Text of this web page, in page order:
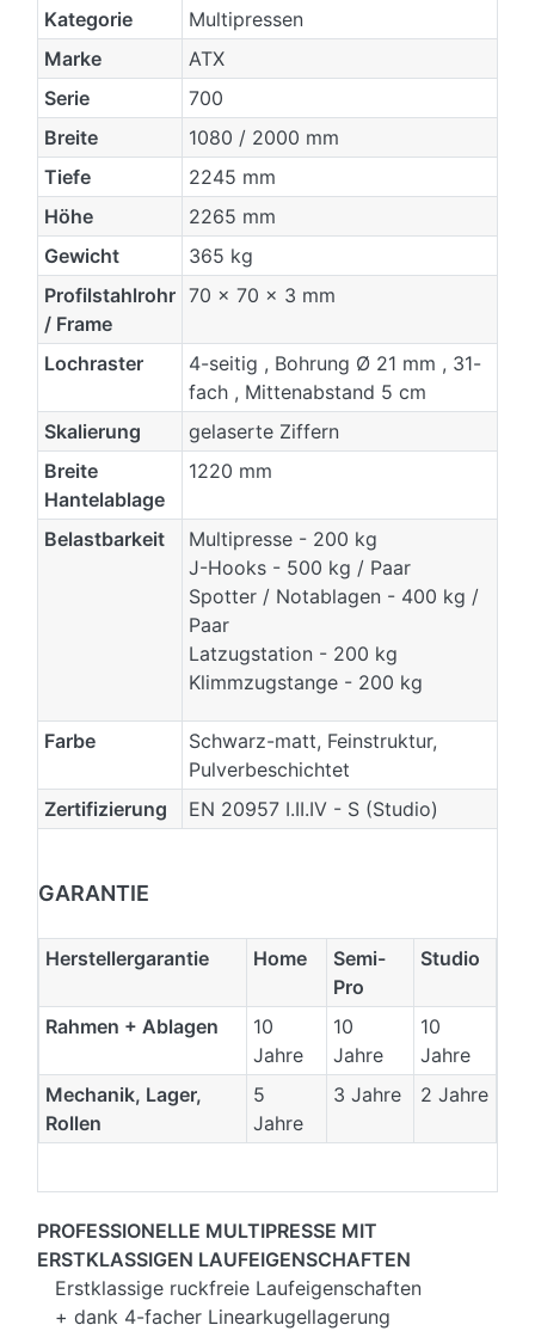
Kategorie
Multipressen
Marke
ATX
Serie
700
Breite
1080 / 2000 mm
Tiefe
2245 mm
Höhe
2265 mm
Gewicht
365 kg
Profilstahlrohr
/ Frame
70 x 70 x 3 mm
Lochraster
4-seitig , Bohrung Ø 21 mm , 31-
fach , Mittenabstand 5 cm
Skalierung
gelaserte Ziffern
Breite
Hantelablage
1220 mm
Belastbarkeit
Multipresse - 200 kg
J-Hooks - 500 kg / Paar
Spotter / Notablagen - 400 kg /
Paar
Latzugstation - 200 kg
Klimmzugstange - 200 kg
Farbe
Schwarz-matt, Feinstruktur,
Pulverbeschichtet
Zertifizierung
EN 20957 I.II.IV - S (Studio)
GARANTIE
Herstellergarantie Home
Semi-
Pro
Studio
Rahmen + Ablagen
10
Jahre
10
Jahre
10
Jahre
Mechanik, Lager,
Rollen
5
Jahre
3 Jahre 2 Jahre
PROFESSIONELLE MULTIPRESSE MIT
ERSTKLASSIGEN LAUFEIGENSCHAFTEN
Erstklassige ruckfreie Laufeigenschaften
+ dank 4-facher Linearkugellagerung